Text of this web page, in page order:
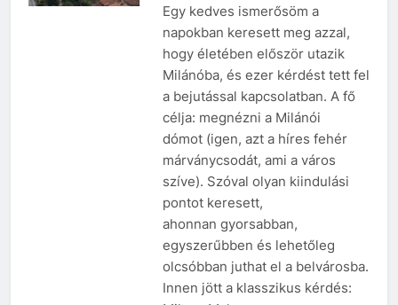
Egy kedves ismerősöm a
napokban keresett meg azzal,
hogy életében először utazik
Milánóba, és ezer kérdést tett fel
a bejutással kapcsolatban. A fő
célja: megnézni a Milánói
dómot (igen, azt a híres fehér
márványcsodát, ami a város
szíve). Szóval olyan kiindulási
pontot keresett,
ahonnan gyorsabban,
egyszerűbben és lehetőleg
olcsóbban juthat el a belvárosba.
Innen jött a klasszikus kérdés: